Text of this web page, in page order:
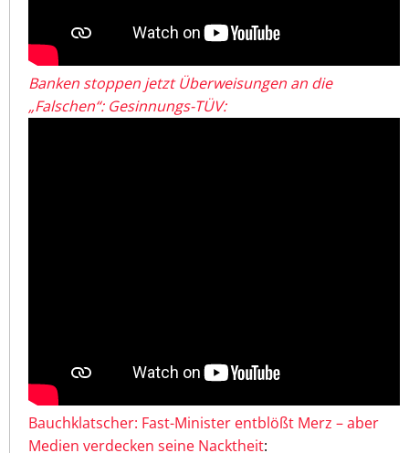
Banken stoppen jetzt Überweisungen an die
„Falschen“: Gesinnungs-TÜV:
Bauchklatscher: Fast-Minister entblößt Merz – aber
Medien verdecken seine Nacktheit: